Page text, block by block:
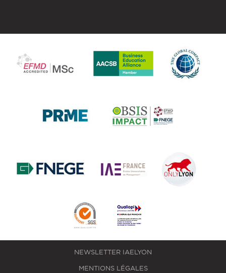
NEWSLETTER IAELYON
MENTIONS LÉGALES